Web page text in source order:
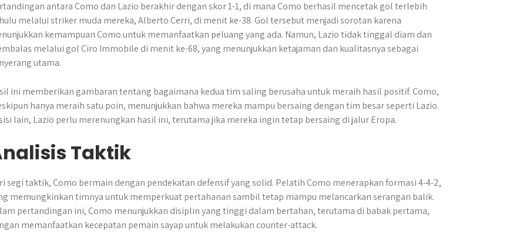
antara Como dan Lazio berakhir dengan skor 1-1, di mana Como berhasil mencetak gol terlebih
melalui striker muda mereka, Alberto Cerri, di menit ke-38. Gol tersebut menjadi sorotan karena
kemampuan Como untuk memanfaatkan peluang yang ada. Namun, Lazio tidak tinggal diam dan
melalui gol Ciro Immobile di menit ke-68, yang menunjukkan ketajaman dan kualitasnya sebagai
utama.
ini memberikan gambaran tentang bagaimana kedua tim saling berusaha untuk meraih hasil positif. Como,
hanya meraih satu poin, menunjukkan bahwa mereka mampu bersaing dengan tim besar seperti Lazio.
lain, Lazio perlu merenungkan hasil ini, terutama jika mereka ingin tetap bersaing di jalur Eropa.
Taktik
segi taktik, Como bermain dengan pendekatan defensif yang solid. Pelatih Como menerapkan formasi 4-4-2,
memungkinkan timnya untuk memperkuat pertahanan sambil tetap mampu melancarkan serangan balik.
pertandingan ini, Como menunjukkan disiplin yang tinggi dalam bertahan, terutama di babak pertama,
memanfaatkan kecepatan pemain sayap untuk melakukan counter-attack.